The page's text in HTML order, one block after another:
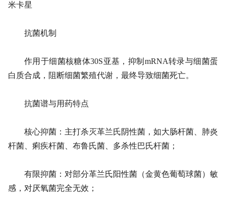
米卡星
抗菌机制
作用于细菌核糖体30S亚基，抑制mRNA转录与细菌蛋
白质合成，阻断细菌繁殖代谢，最终导致细菌死亡。
抗菌谱与用药特点
核心抑菌：主打杀灭革兰氏阴性菌，如大肠杆菌、肺炎
杆菌、痢疾杆菌、布鲁氏菌、多杀性巴氏杆菌；
有限抑菌：对部分革兰氏阳性菌（金黄色葡萄球菌）敏
感，对厌氧菌完全无效；